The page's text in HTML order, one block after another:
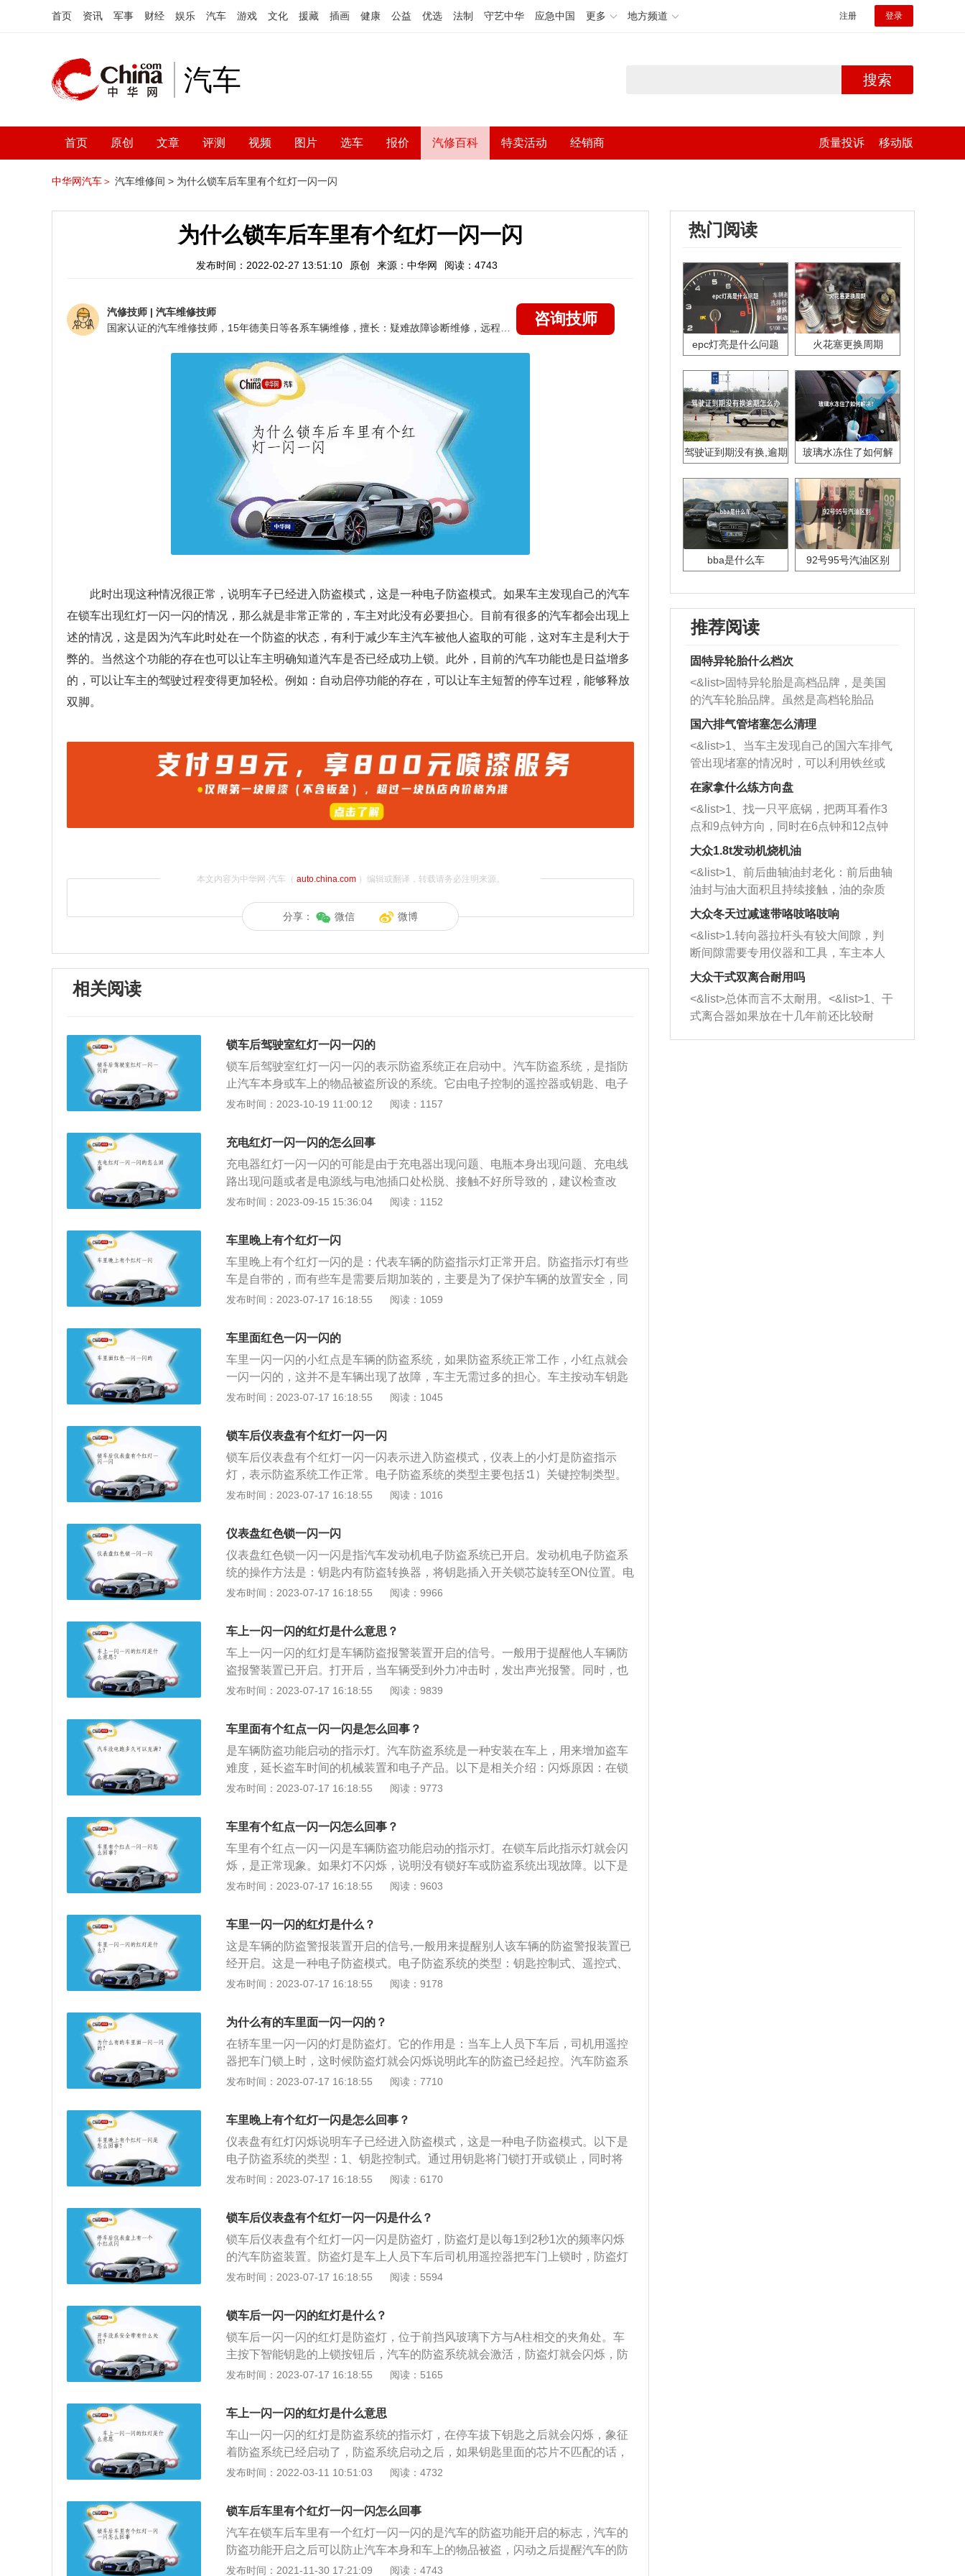
首页 资讯 军事 财经 娱乐 汽车 游戏 文化 援藏 插画 健康 公益 优选 法制 守艺中华 应急中国 更多 地方频道 注册 登录
汽车 搜索
首页 原创 文章 评测 视频 图片 选车 报价 汽修百科 特卖活动 经销商 质量投诉 移动版
中华网汽车＞ 汽车维修间 > 为什么锁车后车里有个红灯一闪一闪
为什么锁车后车里有个红灯一闪一闪
发布时间：2022-02-27 13:51:10 原创 来源：中华网 阅读：4743
汽修技师 | 汽车维修技师
咨询技师
此时出现这种情况很正常，说明车子已经进入防盗模式，这是一种电子防盗模式。如果车主发现自己的汽车
在锁车出现红灯一闪一闪的情况，那么就是非常正常的，车主对此没有必要担心。目前有很多的汽车都会出现上
述的情况，这是因为汽车此时处在一个防盗的状态，有利于减少车主汽车被他人盗取的可能，这对车主是利大于
弊的。当然这个功能的存在也可以让车主明确知道汽车是否已经成功上锁。此外，目前的汽车功能也是日益增多
的，可以让车主的驾驶过程变得更加轻松。例如：自动启停功能的存在，可以让车主短暂的停车过程，能够释放
双脚。
本文内容为中华网·汽车（ auto.china.com）编辑或翻译，转载请务必注明来源。
分享： 微信 微博
相关阅读
锁车后驾驶室红灯一闪一闪的
锁车后驾驶室红灯一闪一闪的表示防盗系统正在启动中。汽车防盗系统，是指防
止汽车本身或车上的物品被盗所设的系统。它由电子控制的遥控器或钥匙、电子
控制电路、报警装置和执行机构等组成。汽车防盗指示灯是防盗系统的组成部
只不过在白天有光照，不太会注意到防盗指示灯闪烁。如果某一天防盗指示灯不
再闪烁了，说明汽车防盗系统出现故障。汽车防盗器就是一种安装在车上，用来
增加盗车难度，延长盗车时间的装置，是汽车安全的一个保障。它通过防盗器与
汽车电路配接在一起，从而达到防止车辆被盗的功能。随着科学技术的进步，为
对付不断升级的盗车手段，人们研制出各种方式、不同结构的防盗器，而防盗指
发布时间：2023-10-19 11:00:12 阅读：1157
充电红灯一闪一闪的怎么回事
充电器红灯一闪一闪的可能是由于充电器出现问题、电瓶本身出现问题、充电线
路出现问题或者是电源线与电池插口处松脱、接触不好所导致的，建议检查改
换；电瓶车充电器红灯一直都亮代表设备还沒有充满电，如果充满电会显示绿
可能是电池老旧化影响到，须要换电池处理；也有可能是充电器受损，尝试改换
充电器处理；电动车即电力推动车，又叫做电驱车，包含交流电动车和直流电动
车；大伙儿通常状况下说的电动车是以电池作为动能来源，利用调整器、电机等
构件，将电能转换为机械动能运动，以调整电流大小转变行驶速度的车子；扩
展： 电动车充电器是专门为电动自行车的电瓶配置的一个充电设备;充电器的分
用带工频变压器的充电机，体积大、重量大、费电，但是可靠，便宜；电动自行
车和电摩则使用所谓开关电源式充电器，省电，效率高，但是易坏;开关电源式充
电器的正确操作是：充电时，先插电池，后加市电；充足后，先切断市电，后拔
损坏充电器;常用的开关电源式充电器又分半桥式和单激式两大类，单激类又分为
成本低，市场占有率高。
发布时间：2023-09-15 15:36:04 阅读：1152
车里晚上有个红灯一闪
车里晚上有个红灯一闪的是：代表车辆的防盗指示灯正常开启。防盗指示灯有些
车是自带的，而有些车是需要后期加装的，主要是为了保护车辆的放置安全，同
时也能起到警示周边人的功能，假设车子被强行移动，车主就能在手机上收到信
时将防盗系统设置或解除。2、遥控式。防盗系统能够远距离控制门锁打开或锁
止，也就是远距离控制汽车防盗系统的防盗或解除。3、报警式。防盗系统遇有
汽车被盗窃时，只是报警但无防止汽车移动功能。4、具有防盗报警和防止车辆
移动式的防盗系统。当遇有窃车时，除音响信号报警外，还要切断汽车的起动电
路、点火电路或油路等，起到防止汽车移动的作用。5、电子跟踪防盗系统。该
控系统。电子跟踪定位监控防盗系统是利用电波在波朗管地图上显示被盗车位置
并向警方报警的追踪装置。
发布时间：2023-07-17 16:18:55 阅读：1059
车里面红色一闪一闪的
车里一闪一闪的小红点是车辆的防盗系统，如果防盗系统正常工作，小红点就会
一闪一闪的，这并不是车辆出现了故障，车主无需过多的担心。车主按动车钥匙
上的开锁键，为车辆解锁后这个小红点就会熄灭了。汽车的防盗系统，是为了防
报警装置、执行机构这四个部分组成，一旦有不法分子非法进入车辆，防盗系统
就会报警。汽车的防盗系统功能是非常重要的，如果车主发现这个小红点不闪
了，需要及时将车辆开到修理部进行维修，避免车辆丢失，给车主带来经济损
失。汽车发动机防盗灯如果是以1次每1到2秒的频率闪烁，就是正常的，说明车
的发动机已经进入防盗状态，发动机防盗已开始起作用。车辆防盗是指防止汽车
路、报警装置和执行机构等组成。发动机防盗一般在仪表上显示，在拔下钥匙后
几秒钟内防盗就已开始起作用，防盗指示灯则开始按照固有的频率闪烁。
发布时间：2023-07-17 16:18:55 阅读：1045
锁车后仪表盘有个红灯一闪一闪
锁车后仪表盘有个红灯一闪一闪表示进入防盗模式，仪表上的小灯是防盗指示
灯，表示防盗系统工作正常。电子防盗系统的类型主要包括∶1）关键控制类型。
用钥匙打开或锁上门锁，同时设置或关闭防盗系统。2）远程控制。防盗系统可
没有阻止汽车移动的功能。4）具有防盗报警和防止车辆移动的防盗系统。汽车
被盗时，除了声音报警外，还能切断汽车的启动电路、点火电路或油路，防止汽
车移动。5）电子跟踪防盗系统。该系统分为卫星定位跟踪系统（简称GPS）∶和
通过中央控制中心使用对讲机的定位监控系统。合理使用汽车的防盗模式，可以
提高汽车的安全性，停车也不用担惊受怕。
发布时间：2023-07-17 16:18:55 阅读：1016
仪表盘红色锁一闪一闪
仪表盘红色锁一闪一闪是指汽车发动机电子防盗系统已开启。发动机电子防盗系
统的操作方法是：钥匙内有防盗转换器，将钥匙插入开关锁芯旋转至ON位置。电
子防盗ECU与钥匙之间通过无线射频的方式进行通讯，钥匙被确认是合法的。防
防盗系统的注意事项是：1、将钥匙插入点火开关锁芯扭至ON位置，请勿在点火
开关锁芯附近放置具有强磁场的物品。2、请勿将钥匙置于特殊的高温或低温环
境下。3、不要将钥匙随意跌落于地面上。4、不要用重物挤压钥匙。
发布时间：2023-07-17 16:18:55 阅读：9966
车上一闪一闪的红灯是什么意思？
车上一闪一闪的红灯是车辆防盗报警装置开启的信号。一般用于提醒他人车辆防
盗报警装置已开启。打开后，当车辆受到外力冲击时，发出声光报警。同时，也
会通过手机提示车主。由于技术限制，原有车辆往往没有配备带电子报警的防盗
级和改进，现代车辆基本上都配备了电子锁。当电子锁打开时，会有一个闪烁的
红灯，这是很正常的现象，车主不用担心。电子锁的优点是门外没有钥匙孔，油
箱盖做了防盗处理。这样，现代汽车的防盗水平提高了一个整体水平。现在偷车
的案件越来越少了。
发布时间：2023-07-17 16:18:55 阅读：9839
车里面有个红点一闪一闪是怎么回事？
是车辆防盗功能启动的指示灯。汽车防盗系统是一种安装在车上，用来增加盗车
难度，延长盗车时间的机械装置和电子产品。以下是相关介绍：闪烁原因：在锁
车后此指示灯就会闪烁，是正常现象。如果灯不闪烁，说明没有锁好车或防盗系
间的机械装置和电子产品。电子防盗系统的类型:钥匙控制式。通过用钥匙将门锁
打开或锁止，同时将防盗系统设置或解除;遥控式。防盗系统能够远距离控制门锁
打开或锁止，也就是远距离控制汽车防盗系统的防盗或解除;报警式。防盗系统遇
有汽车被盗窃时，只是报警但无防止汽车移动功能;具有防盗报警和防止车辆移动
式的防盗系统。当遇有窃车时，除音响信号报警外，还要切断汽车的起动电路、
发布时间：2023-07-17 16:18:55 阅读：9773
车里有个红点一闪一闪怎么回事？
车里有个红点一闪一闪是车辆防盗功能启动的指示灯。在锁车后此指示灯就会闪
烁，是正常现象。如果灯不闪烁，说明没有锁好车或防盗系统出现故障。以下是
关于汽车防盗系统的具体介绍：汽车防盗系统的含义：汽车防盗系统，是指防止
单纯的机械钥匙防盗技术走向电子防盗、生物特征式电子防盗。电子防盗系统主
要由电子控制的遥控器或钥匙、电子控制电路、报警装置和执行机构等组成。汽
车防盗系统的分类：防盗系统共有钥匙控制式防盗系统，遥控式防盗系统，报警
式防盗系统，具有防盗报警和防止车辆移动式的防盗系统，电子跟踪防盗系统五
大类。
发布时间：2023-07-17 16:18:55 阅读：9603
车里一闪一闪的红灯是什么？
这是车辆的防盗警报装置开启的信号,一般用来提醒别人该车辆的防盗警报装置已
经开启。这是一种电子防盗模式。电子防盗系统的类型：钥匙控制式、遥控式、
报警式、电子跟踪防盗系统。仪表盘有红灯闪烁说明车子已经进入防盗模式，这
作用，还可以有遥控启动车尾箱，遥控开关车门，遥控开关车窗，遥控起动引
擎，遥控锁定引擎等作用。电子防盗系统的作用：小红灯起到防盗作用。红色指
示灯是你在驻车，锁车后，亮起的警示灯，这个灯会亮大概3-5分钟，根椐车型的
不同，当灯自动灭掉后，用非正常手段开启车门时，汽车会发出报警轰呜声！
发布时间：2023-07-17 16:18:55 阅读：9178
为什么有的车里面一闪一闪的？
在轿车里一闪一闪的灯是防盗灯。它的作用是：当车上人员下车后，司机用遥控
器把车门锁上时，这时候防盗灯就会闪烁说明此车的防盗已经起控。汽车防盗系
统，是指防止汽车本身或车上的物品被盗所设的系统。它由电子控制的遥控器或
有：1、钥匙控制式：通过用钥匙将门锁打开或锁止，同时将防盗系统设置或解
除。2、遥控式：防盗系统能够远距离控制门锁打开或锁止，也就是远距离控制
汽车防盗系统的防盗或解除。3、报警式：防盗系统遇有汽车被盗窃时，只是报
警但无防止汽车移动功能。4、具有防盗报警和防止车辆移动式的防盗系统：当
遇有窃车时，除音响信号报警外，还要切断汽车的起动电路、点火电路或油路
发布时间：2023-07-17 16:18:55 阅读：7710
车里晚上有个红灯一闪是怎么回事？
仪表盘有红灯闪烁说明车子已经进入防盗模式，这是一种电子防盗模式。以下是
电子防盗系统的类型：1、钥匙控制式。通过用钥匙将门锁打开或锁止，同时将
防盗系统设置或解除。2、遥控式。防盗系统能够远距离控制门锁打开或锁止，
被盗窃时，只是报警但无防止汽车移动功能。4、具有防盗报警和防止车辆移动
式的防盗系统。当遇有窃车时，除音响信号报警外，还要切断汽车的起动电路、
点火电路或油路等，起到防止汽车移动的作用。5、电子跟踪防盗系统。该系统
分为卫星定位跟踪系统（简称GPS）和利用对讲机通过中央控制中心定位监控系
统。电子跟踪定位监控防盗系统是利用电波在波朗管地图上显示被盗车位置并向
发布时间：2023-07-17 16:18:55 阅读：6170
锁车后仪表盘有个红灯一闪一闪是什么？
锁车后仪表盘有个红灯一闪一闪是防盗灯，防盗灯是以每1到2秒1次的频率闪烁
的汽车防盗装置。防盗灯是车上人员下车后司机用遥控器把车门上锁时，防盗灯
开始闪烁说明此车的防盗已启动。汽车防盗装置分为：1、机械式：通过防盗锁
制汽车的启动、点火电路，当整个系统开启之后，如果有非法移动汽车、开启车
门、油箱门、发动机盖、行李舱盖、接点火线路时，防盗装置立刻发出警报。
发布时间：2023-07-17 16:18:55 阅读：5594
锁车后一闪一闪的红灯是什么？
锁车后一闪一闪的红灯是防盗灯，位于前挡风玻璃下方与A柱相交的夹角处。车
主按下智能钥匙的上锁按钮后，汽车的防盗系统就会激活，防盗灯就会闪烁，防
盗灯有的是红色，有的是蓝色。正常情况下发动机防盗灯闪烁的频率应该是2秒
开始起作用。发动机防盗系统介绍：技术是在解锁之前把车内的系统都关闭或者
置于不工作的状态，就算对方强行启动发动机中的启动机马达，EF系统也不喷
油，点火系统也不工作，贼就不能偷走车辆。
发布时间：2023-07-17 16:18:55 阅读：5165
​车上一闪一闪的红灯是什么意思
车山一闪一闪的红灯是防盗系统的指示灯，在停车拔下钥匙之后就会闪烁，象征
着防盗系统已经启动了，防盗系统启动之后，如果钥匙里面的芯片不匹配的话，
车子就无法启动。现在基本每辆汽车都是有防盗系统的，所以要盗窃汽车是很难
好就可以启动汽车了，但是现实中是不可能的，在防盗系统启动之后，小偷打破
窗户，汽车就会报警了，而且就算进入汽车里面，发动机也是无法启动的。
发布时间：2022-03-11 10:51:03 阅读：4732
锁车后车里有个红灯一闪一闪怎么回事
汽车在锁车后车里有一个红灯一闪一闪的是汽车的防盗功能开启的标志，汽车的
防盗功能开启之后可以防止汽车本身和车上的物品被盗，闪动之后提醒汽车的防
盗系统已开启。汽车的防盗系统通过电子控制器和钥匙控制及执行机构的组成，
发布时间：2021-11-30 17:21:09 阅读：4743
热门阅读
epc灯亮是什么问题 火花塞更换周期
驾驶证到期没有换,逾期
玻璃水冻住了如何解
bba是什么车 92号95号汽油区别
推荐阅读
固特异轮胎什么档次
<&list>固特异轮胎是高档品牌，是美国
的汽车轮胎品牌。虽然是高档轮胎品
牌，但是中高低端的轮胎都有生产，这
也是为了更好的开拓市场。
国六排气管堵塞怎么清理
<&list>1、当车主发现自己的国六车排气
管出现堵塞的情况时，可以利用铁丝或
者是细棍，直接将杂物给取出来，如果
堵塞情况比较严重，也可以采取应急措
施。 <&list>2、直接利用木棍将所有的
杂物推到排气管里面的位置处，然后将
三元催化器拆解开，就可以将堵塞的东
西取出来。但如果是因为积碳过多引起
的堵塞，就需要将三元催化器泡在草酸
洗剂对堵塞的情况得到解决，将清洗剂
放在燃油箱中，与燃油混合后，车辆启
动时，就可以和汽油一起进入到燃烧
室，最后形成废气排出，就可以让三元
催化器得到清洗，排气管堵塞的情况就
能够得到解决。
在家拿什么练方向盘
<&list>1、找一只平底锅，把两耳看作3
点和9点钟方向，同时在6点钟和12点钟
方向做一个标记。 <&list>2、双手握住
一圈半的练习，往右同样也要打相同的
圈数。 <&list>3、最后强调要反复练
习，这样就可以形成肌肉记忆，在真实
驾驶车辆时，不需要记忆也能打好方
向。
大众1.8t发动机烧机油
<&list>1、前后曲轴油封老化：前后曲轴
油封与油大面积且持续接触，油的杂质
和发动机内持续温度变化使其密封效果
逐渐减弱，导致渗油或漏油。<&list>2、
活塞间隙过大：积碳会使活塞环与缸体
的间隙扩大，导致机油流入燃烧室中，
造成烧机油。<&list>3、机油粘度。使用
机油粘度过小的话，同样会有烧机油现
象，机油粘度过小具有很好的流动性，
大众冬天过减速带咯吱咯吱响
<&list>1.转向器拉杆头有较大间隙，判
断间隙需要专用仪器和工具，车主本人
无法制作，需要将车辆送到修理厂或4s
店；<&list>2.车辆半轴套管防尘罩破
裂，破裂后会出现漏油现象，使半轴磨
损严重，磨损的半轴容易损坏，产生异
响；<&list>3.稳定器的转向胶套和球头
大众干式双离合耐用吗
<&list>总体而言不太耐用。<&list>1、干
式离合器如果放在十几年前还比较耐